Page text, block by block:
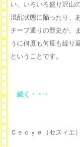
い、いろいろ盛り沢山
混乱状態に陥ったり、
チーフ通りの歴史が、
うに何度も何度も繰り
ということです。
続く・・・
Ｃｅｃｙｅ（セスィエ）